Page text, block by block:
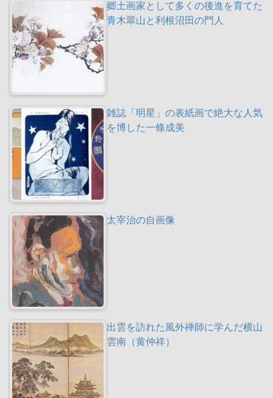
郷土画家として多くの後進を育てた
青木翠山と利根沼田の門人
雑誌「明星」の表紙画で絶大な人気
を博した一條成美
太宰治の自画像
出雲を訪れた風外禅師に学んだ横山
雲南（黄仲祥）